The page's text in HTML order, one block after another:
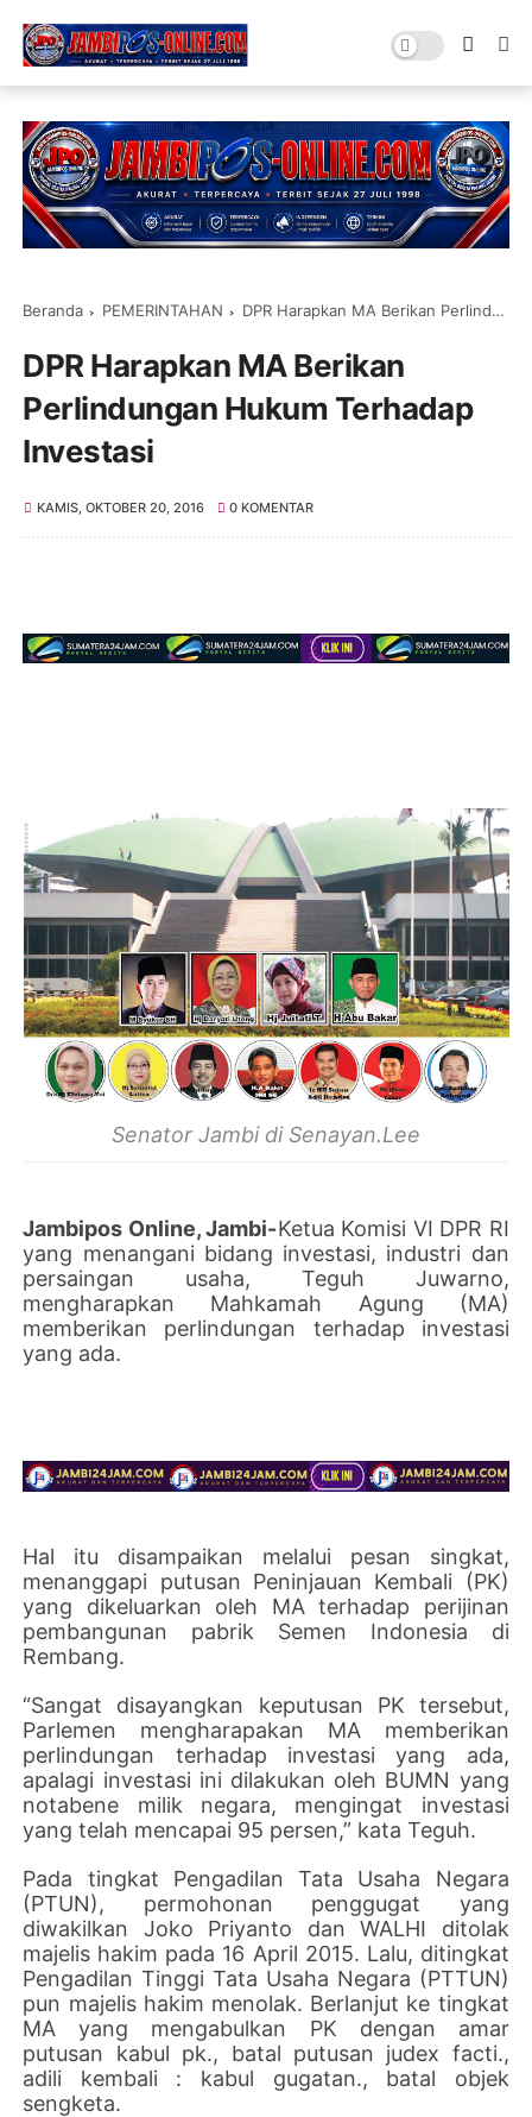
Beranda PEMERINTAHAN DPR Harapkan MA Berikan Perlindungan Hukum Terhadap Investasi
DPR Harapkan MA Berikan
Perlindungan Hukum Terhadap
Investasi
KAMIS, OKTOBER 20, 2016 0 KOMENTAR
Senator Jambi di Senayan.Lee
Jambipos Online, Jambi-Ketua Komisi VI DPR RI
yang menangani bidang investasi, industri dan
persaingan usaha, Teguh Juwarno,
mengharapkan Mahkamah Agung (MA)
memberikan perlindungan terhadap investasi
yang ada.
Hal itu disampaikan melalui pesan singkat,
menanggapi putusan Peninjauan Kembali (PK)
yang dikeluarkan oleh MA terhadap perijinan
pembangunan pabrik Semen Indonesia di
Rembang.
“Sangat disayangkan keputusan PK tersebut,
Parlemen mengharapakan MA memberikan
perlindungan terhadap investasi yang ada,
apalagi investasi ini dilakukan oleh BUMN yang
notabene milik negara, mengingat investasi
yang telah mencapai 95 persen,” kata Teguh.
Pada tingkat Pengadilan Tata Usaha Negara
(PTUN), permohonan penggugat yang
diwakilkan Joko Priyanto dan WALHI ditolak
majelis hakim pada 16 April 2015. Lalu, ditingkat
Pengadilan Tinggi Tata Usaha Negara (PTTUN)
pun majelis hakim menolak. Berlanjut ke tingkat
MA yang mengabulkan PK dengan amar
putusan kabul pk., batal putusan judex facti.,
adili kembali : kabul gugatan., batal objek
sengketa.